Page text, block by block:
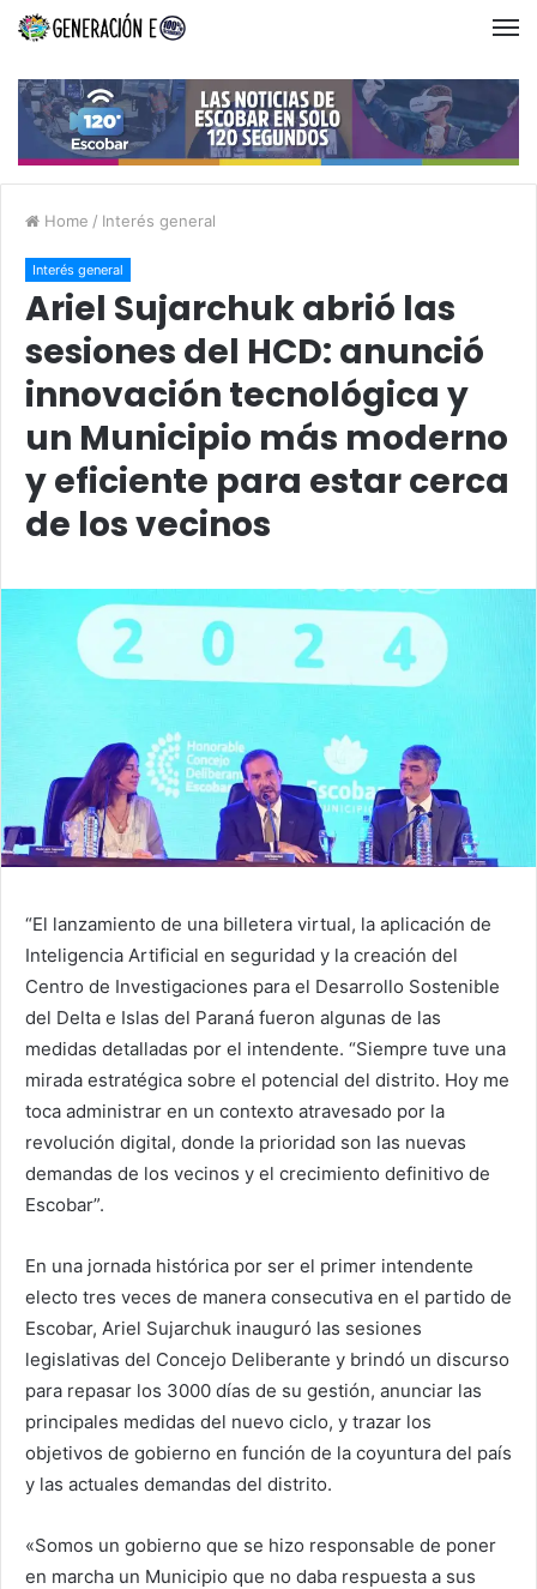
Home / Interés general
Interés general
Ariel Sujarchuk abrió las
sesiones del HCD: anunció
innovación tecnológica y
un Municipio más moderno
y eficiente para estar cerca
de los vecinos
“El lanzamiento de una billetera virtual, la aplicación de
Inteligencia Artificial en seguridad y la creación del
Centro de Investigaciones para el Desarrollo Sostenible
del Delta e Islas del Paraná fueron algunas de las
medidas detalladas por el intendente. “Siempre tuve una
mirada estratégica sobre el potencial del distrito. Hoy me
toca administrar en un contexto atravesado por la
revolución digital, donde la prioridad son las nuevas
demandas de los vecinos y el crecimiento definitivo de
Escobar”.
En una jornada histórica por ser el primer intendente
electo tres veces de manera consecutiva en el partido de
Escobar, Ariel Sujarchuk inauguró las sesiones
legislativas del Concejo Deliberante y brindó un discurso
para repasar los 3000 días de su gestión, anunciar las
principales medidas del nuevo ciclo, y trazar los
objetivos de gobierno en función de la coyuntura del país
y las actuales demandas del distrito.
«Somos un gobierno que se hizo responsable de poner
en marcha un Municipio que no daba respuesta a sus